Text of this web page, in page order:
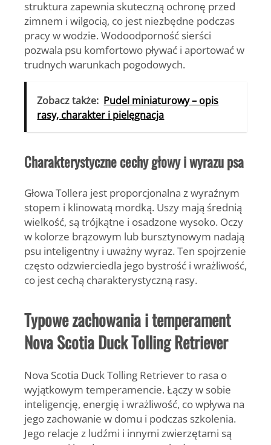
struktura zapewnia skuteczną ochronę przed
zimnem i wilgocią, co jest niezbędne podczas
pracy w wodzie. Wodoodporność sierści
pozwala psu komfortowo pływać i aportować w
trudnych warunkach pogodowych.
Zobacz także: Pudel miniaturowy – opis
rasy, charakter i pielęgnacja
Charakterystyczne cechy głowy i wyrazu psa
Głowa Tollera jest proporcjonalna z wyraźnym
stopem i klinowatą mordką. Uszy mają średnią
wielkość, są trójkątne i osadzone wysoko. Oczy
w kolorze brązowym lub bursztynowym nadają
psu inteligentny i uważny wyraz. Ten spojrzenie
często odzwierciedla jego bystrość i wrażliwość,
co jest cechą charakterystyczną rasy.
Typowe zachowania i temperament
Nova Scotia Duck Tolling Retriever
Nova Scotia Duck Tolling Retriever to rasa o
wyjątkowym temperamencie. Łączy w sobie
inteligencję, energię i wrażliwość, co wpływa na
jego zachowanie w domu i podczas szkolenia.
Jego relacje z ludźmi i innymi zwierzętami są